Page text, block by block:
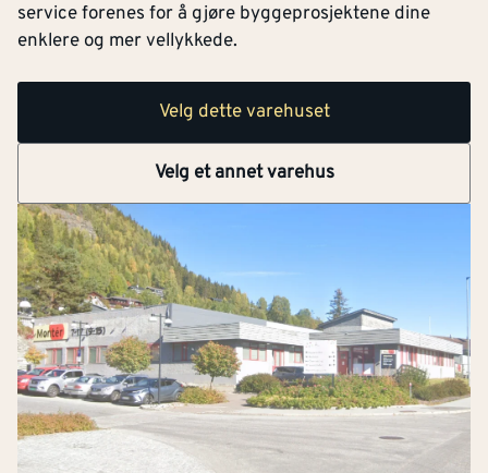
service forenes for å gjøre byggeprosjektene dine
enklere og mer vellykkede.
Velg dette varehuset
Velg et annet varehus